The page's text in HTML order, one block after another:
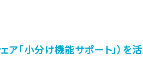
ェア「小分け機能サポート」）